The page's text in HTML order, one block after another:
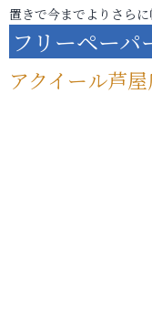
置きで今までよりさら
フリーペー
アクイール芦